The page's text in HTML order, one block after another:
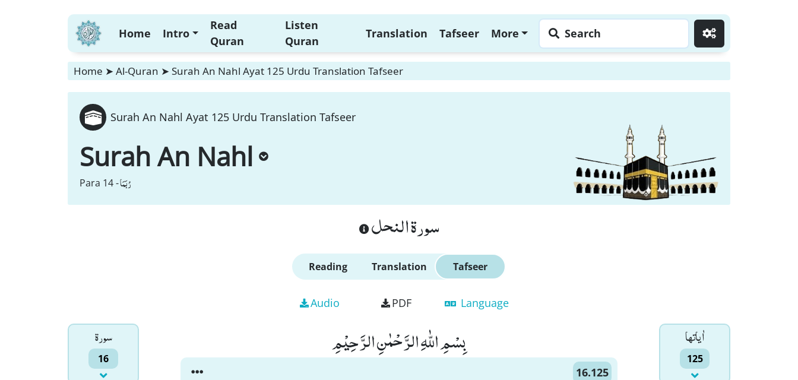
Home Intro
Read
Quran
Listen
Quran
Translation Tafseer More Search
Home ➤ Al-Quran ➤ Surah An Nahl Ayat 125 Urdu Translation Tafseer
Surah An Nahl Ayat 125 Urdu Translation Tafseer
Surah An Nahl
Para 14 -رُبَمَا
سورة النحل
Reading Translation Tafseer
Audio PDF Language
سورۃ
16
اٰياتها
125
بِسْمِ اللّٰهِ الرَّحْمٰنِ الرَّحِیْمِ
16.125